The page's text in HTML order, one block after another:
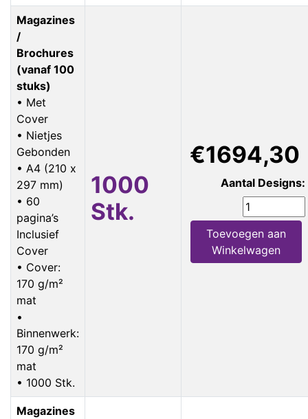
Magazines
/
Brochures
(vanaf 100
stuks)
• Met
Cover
• Nietjes
Gebonden
• A4 (210 x
297 mm)
• 60
pagina’s
Inclusief
Cover
• Cover:
170 g/m²
mat
•
Binnenwerk:
170 g/m²
mat
• 1000 Stk.
1000
Stk.
€1694,30
Aantal Designs:
Toevoegen aan
Winkelwagen
Magazines